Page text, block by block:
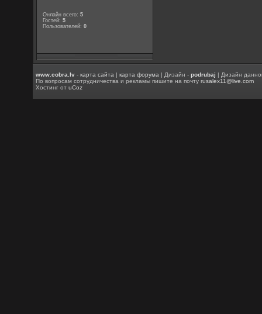
Онлайн всего:5
Гостей:5
Пользователей:0
www.cobra.lv -карта сайта |карта форума | Дизайн -podrubaj | Дизайн
По вопросам сотрудничества и рекламы пишите на почтуrusalex11@live.com
Хостинг отuCoz